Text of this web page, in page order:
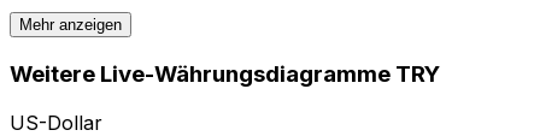
Mehr anzeigen
Weitere Live-Währungsdiagramme TRY
US-Dollar